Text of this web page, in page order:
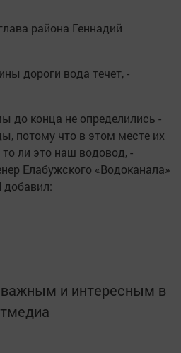
района Геннадий
дороги вода течет, -
до конца не определились -
потому что в этом месте их
ли это наш водовод, -
Елабужского «Водоканала»
добавил:
и интересным в